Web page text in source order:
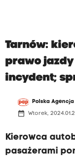
Tarnów:
prawo
incydent;
Polska
date_range Wtorek,
Kierowca
pasażerami